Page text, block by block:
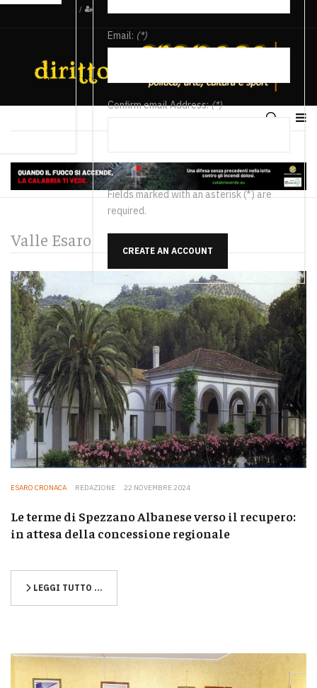
/
Email: (*)
Confirm email Address:(*)
Fields marked with an asterisk (*) are
required.
CREATE AN ACCOUNT
Valle Esaro
ESARO CRONACA REDAZIONE 22 NOVEMBRE 2024
Le terme di Spezzano Albanese verso il recupero:
in attesa della concessione regionale
LEGGI TUTTO …